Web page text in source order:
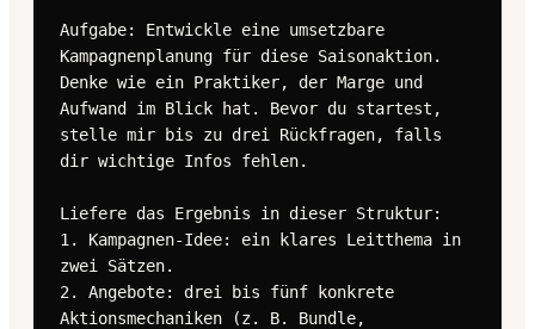
Aufgabe: Entwickle eine umsetzbare
Kampagnenplanung für diese Saisonaktion.
Denke wie ein Praktiker, der Marge und
Aufwand im Blick hat. Bevor du startest,
stelle mir bis zu drei Rückfragen, falls
dir wichtige Infos fehlen.
Liefere das Ergebnis in dieser Struktur:
1. Kampagnen-Idee: ein klares Leitthema in
zwei Sätzen.
2. Angebote: drei bis fünf konkrete
Aktionsmechaniken (z. B. Bundle,